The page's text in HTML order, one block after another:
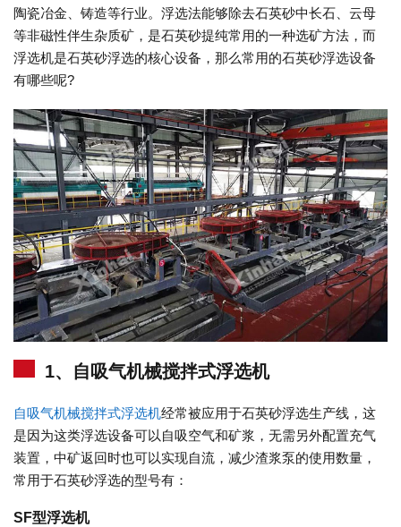
陶瓷冶金、铸造等行业。浮选法能够除去石英砂中长石、云母
等非磁性伴生杂质矿，是石英砂提纯常用的一种选矿方法，而
浮选机是石英砂浮选的核心设备，那么常用的石英砂浮选设备
有哪些呢?
1、自吸气机械搅拌式浮选机
自吸气机械搅拌式浮选机经常被应用于石英砂浮选生产线，这
是因为这类浮选设备可以自吸空气和矿浆，无需另外配置充气
装置，中矿返回时也可以实现自流，减少渣浆泵的使用数量，
常用于石英砂浮选的型号有：
SF型浮选机